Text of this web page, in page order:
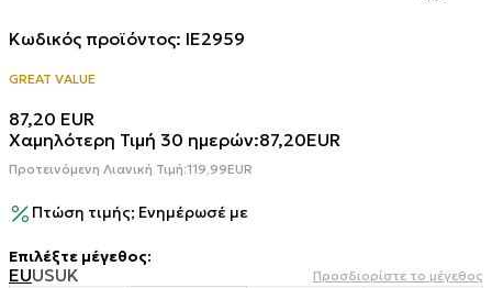
Κωδικός προϊόντος: IE2959
GREAT VALUE
87,20 EUR
Χαμηλότερη Τιμή 30 ημερών:87,20EUR
Προτεινόμενη Λιανική Τιμή:119,99EUR
Πτώση τιμής; Ενημέρωσέ με
Επιλέξτε μέγεθος:
EUUSUK Προσδιορίστε το μέγεθος